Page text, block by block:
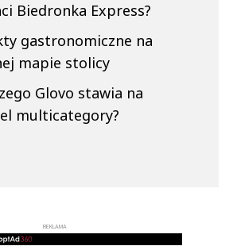
Biedronka Express?
gastronomiczne na
mapie stolicy
Glovo stawia na
multicategory?
REKLAMA